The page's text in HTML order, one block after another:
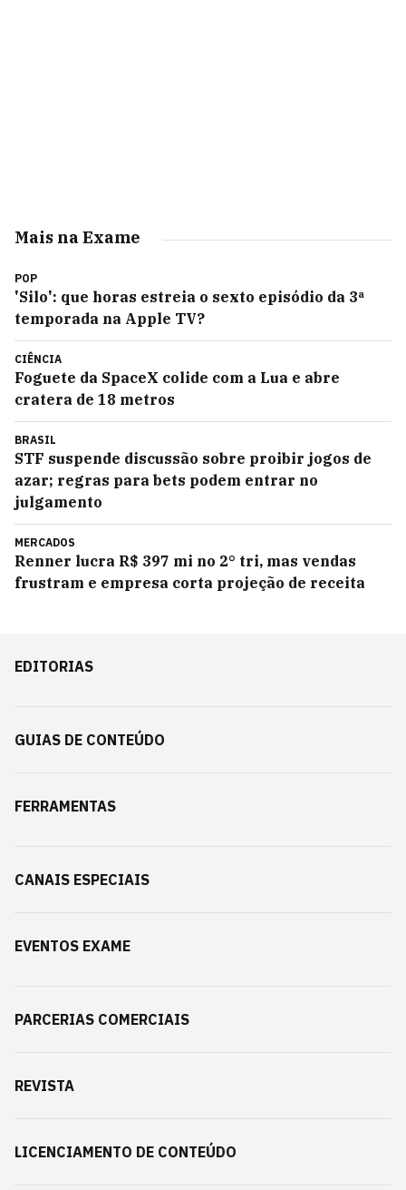
Mais na Exame
POP
'Silo': que horas estreia o sexto episódio da 3ª
temporada na Apple TV?
CIÊNCIA
Foguete da SpaceX colide com a Lua e abre
cratera de 18 metros
BRASIL
STF suspende discussão sobre proibir jogos de
azar; regras para bets podem entrar no
julgamento
MERCADOS
Renner lucra R$ 397 mi no 2° tri, mas vendas
frustram e empresa corta projeção de receita
EDITORIAS
GUIAS DE CONTEÚDO
FERRAMENTAS
CANAIS ESPECIAIS
EVENTOS EXAME
PARCERIAS COMERCIAIS
REVISTA
LICENCIAMENTO DE CONTEÚDO